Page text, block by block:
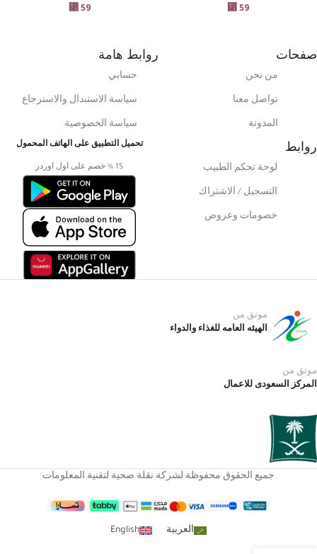
⃁59
⃁59
صفحات
من نحن
تواصل معنا
المدونة
روابط
لوحة تحكم الطبيب
التسجيل / الاشتراك
خصومات وعروض
روابط هامة
حسابي
سياسة الاستبدال والاسترجاع
سياسة الخصوصية
تحميل التطبيق على الهاتف المحمول
15 % خصم على اول اوردر
موثق من
الهيئه العامه للغذاء والدواء
موثق من
المركز السعودى للاعمال
جميع الحقوق محفوظة لشركة نقلة صحية لتقنية المعلومات
العربية English